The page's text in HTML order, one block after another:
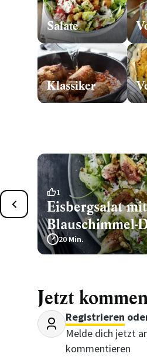
Salate
Klassiker
1
Eisbergsalat mit
Blauschimmel-
20 Min.
Jetzt
Registrieren
Melde dich jetzt
kommentieren